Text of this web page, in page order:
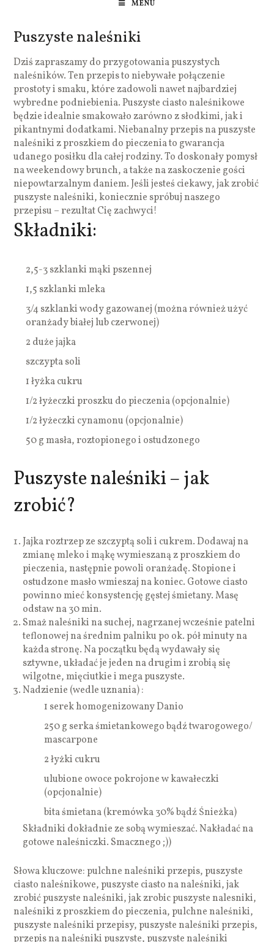
MENU
Puszyste naleśniki
Dziś zapraszamy do przygotowania puszystych
naleśników. Ten przepis to niebywałe połączenie
prostoty i smaku, które zadowoli nawet najbardziej
wybredne podniebienia. Puszyste ciasto naleśnikowe
będzie idealnie smakowało zarówno z słodkimi, jak i
pikantnymi dodatkami. Niebanalny przepis na puszyste
naleśniki z proszkiem do pieczenia to gwarancja
udanego posiłku dla całej rodziny. To doskonały pomysł
na weekendowy brunch, a także na zaskoczenie gości
niepowtarzalnym daniem. Jeśli jesteś ciekawy, jak zrobić
puszyste naleśniki, koniecznie spróbuj naszego
przepisu – rezultat Cię zachwyci!
Składniki:
2,5-3 szklanki mąki pszennej
1,5 szklanki mleka
3/4 szklanki wody gazowanej (można również użyć
oranżady białej lub czerwonej)
2 duże jajka
szczypta soli
1 łyżka cukru
1/2 łyżeczki proszku do pieczenia (opcjonalnie)
1/2 łyżeczki cynamonu (opcjonalnie)
50 g masła, roztopionego i ostudzonego
Puszyste naleśniki – jak
zrobić?
Jajka roztrzep ze szczyptą soli i cukrem. Dodawaj na
zmianę mleko i mąkę wymieszaną z proszkiem do
pieczenia, następnie powoli oranżadę. Stopione i
ostudzone masło wmieszaj na koniec. Gotowe ciasto
powinno mieć konsystencję gęstej śmietany. Masę
odstaw na 30 min.
Smaż naleśniki na suchej, nagrzanej wcześnie patelni
teflonowej na średnim palniku po ok. pół minuty na
każda stronę. Na początku będą wydawały się
sztywne, układać je jeden na drugim i zrobią się
wilgotne, mięciutkie i mega puszyste.
Nadzienie (wedle uznania) :
1 serek homogenizowany Danio
250 g serka śmietankowego bądź twarogowego/
mascarpone
2 łyżki cukru
ulubione owoce pokrojone w kawałeczki
(opcjonalnie)
bita śmietana (kremówka 30% bądź Śnieżka)
Składniki dokładnie ze sobą wymieszać. Nakładać na
gotowe naleśniczki. Smacznego ;))
Słowa kluczowe: pulchne naleśniki przepis, puszyste
ciasto naleśnikowe, puszyste ciasto na naleśniki, jak
zrobić puszyste naleśniki, jak zrobic puszyste nalesniki,
naleśniki z proszkiem do pieczenia, pulchne naleśniki,
puszyste naleśniki przepisy, puszyste naleśniki przepis,
przepis na naleśniki puszyste, puszyste naleśniki